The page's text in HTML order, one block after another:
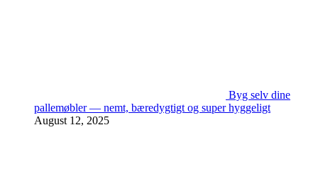
Byg selv dine
pallemøbler — nemt, bæredygtigt og super hyggeligt
August 12, 2025